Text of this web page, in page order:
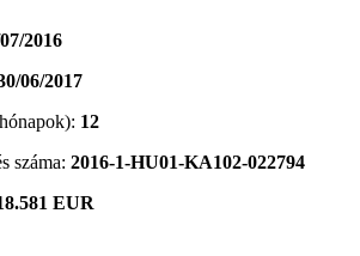
2016
06/2017
12
száma: 2016-1-HU01-KA102-022794
EUR